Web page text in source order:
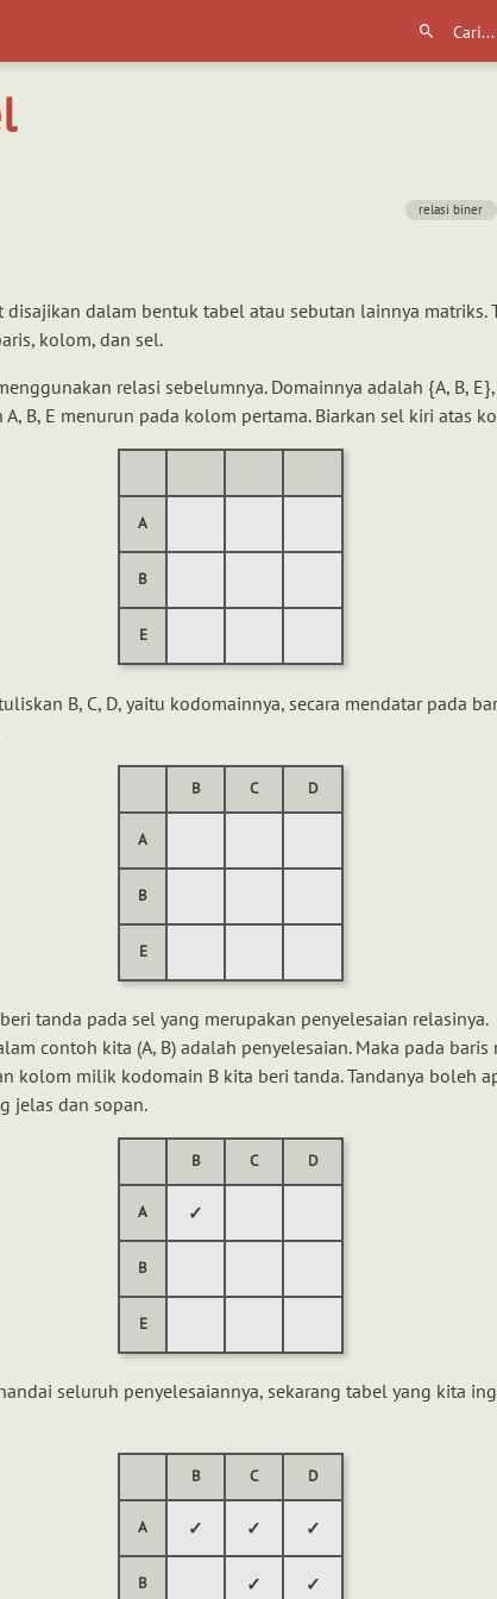
relasi biner
disajikan dalam bentuk tabel atau sebutan lainnya matriks.
kolom, dan sel.
relasi sebelumnya. Domainnya adalah {A, B,
B, E menurun pada kolom pertama. Biarkan sel kiri atas
A
B
E
B, C, D, yaitu kodomainnya, secara mendatar pada
B C D
A
B
E
tanda pada sel yang merupakan penyelesaian relasinya.
contoh kita (A, B) adalah penyelesaian. Maka pada baris
kolom milik kodomain B kita beri tanda. Tandanya boleh
jelas dan sopan.
B C D
A ✓
B
E
seluruh penyelesaiannya, sekarang tabel yang kita
B C D
A ✓ ✓ ✓
B ✓ ✓